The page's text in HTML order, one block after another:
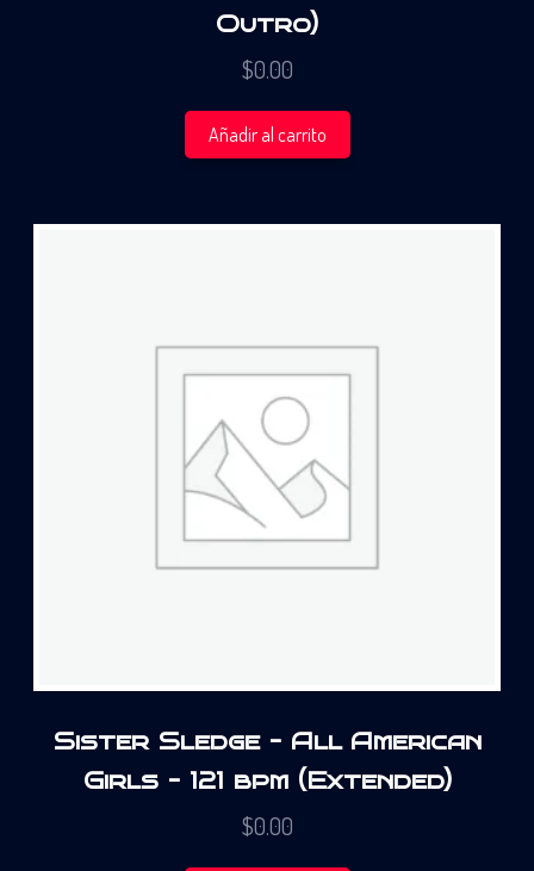
Outro)
$0.00
Añadir al carrito
Sister Sledge – All American
Girls – 121 bpm (Extended)
$0.00